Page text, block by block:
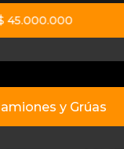
45.000.000
y Grúas